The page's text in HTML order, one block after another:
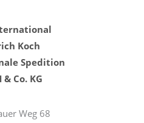
Koch
Spedition
& Co. KG
Weg 68